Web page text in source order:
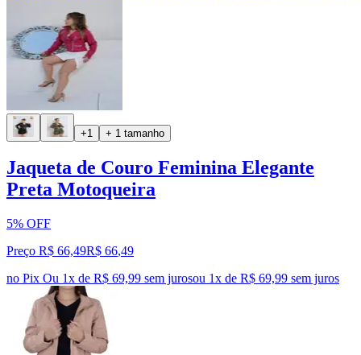
+1 + 1 tamanho
Jaqueta de Couro Feminina Elegante
Preta Motoqueira
5% OFF
Preço R$ 66,49R$ 66,49
no Pix Ou 1x de R$ 69,99 sem jurosou 1x de R$ 69,99 sem juros